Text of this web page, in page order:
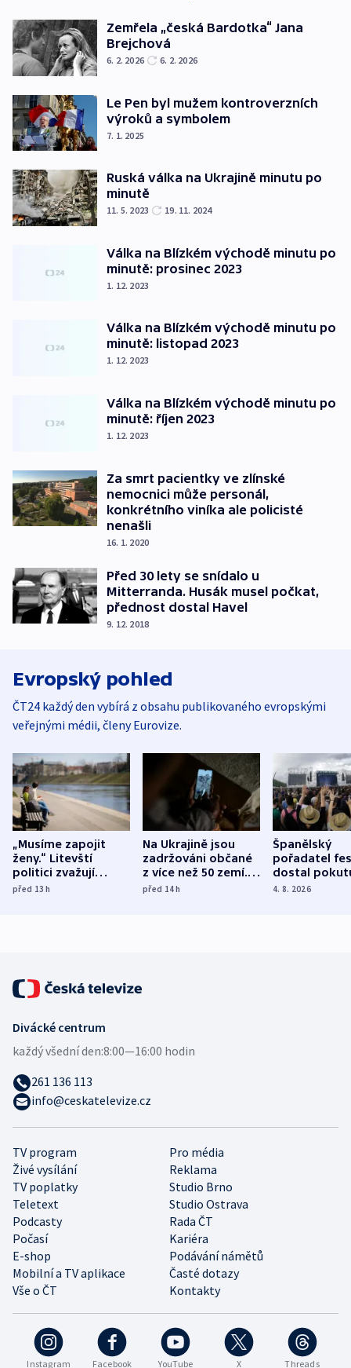
Zemřela „česká Bardotka“ Jana
Brejchová
6. 2. 2026 6. 2. 2026
Le Pen byl mužem kontroverzních
výroků a symbolem
7. 1. 2025
Ruská válka na Ukrajině minutu po
minutě
11. 5. 2023 19. 11. 2024
Válka na Blízkém východě minutu po
minutě: prosinec 2023
1. 12. 2023
Válka na Blízkém východě minutu po
minutě: listopad 2023
1. 12. 2023
Válka na Blízkém východě minutu po
minutě: říjen 2023
1. 12. 2023
Za smrt pacientky ve zlínské
nemocnici může personál,
konkrétního viníka ale policisté
nenašli
16. 1. 2020
Před 30 lety se snídalo u
Mitterranda. Husák musel počkat,
přednost dostal Havel
9. 12. 2018
Evropský pohled
ČT24 každý den vybírá z obsahu publikovaného evropskými
veřejnými médii, členy Eurovize.
„Musíme zapojit
ženy.“ Litevští
politici zvažují
dohodu o
před 13h
Na Ukrajině jsou
zadržováni občané
z více než 50 zemí.
Bojovali na straně
před 14h
Španělský
pořadatel
dostal
nekalé
4. 8. 2026
Instagram Facebook YouTube X Threads
TV program
Pro média
Živé vysílání
Reklama
TV poplatky
Studio Brno
Teletext
Studio Ostrava
Podcasty
Rada ČT
Počasí
Kariéra
E-shop
Podávání námětů
Mobilní a TV aplikace
Časté dotazy
Vše o ČT
Kontakty
Divácké centrum
každý všední den:8:00—16:00 hodin
261 136 113
info@ceskatelevize.cz